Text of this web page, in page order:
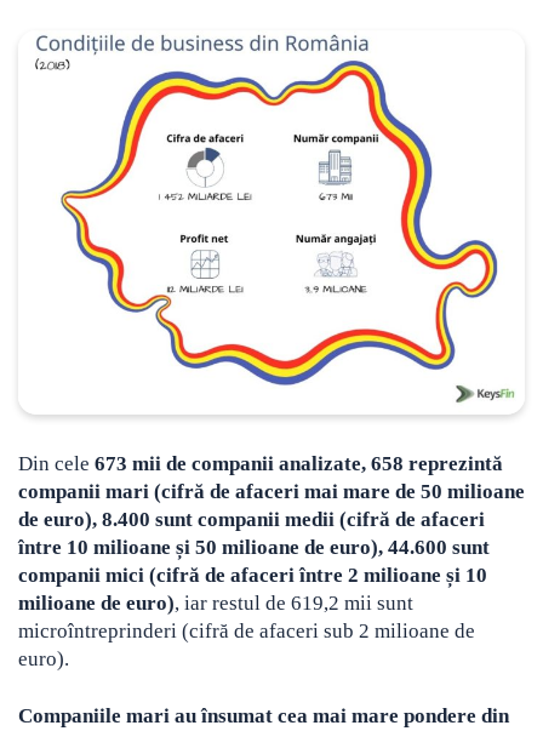
Din cele 673 mii de companii analizate, 658 reprezintă
companii mari (cifră de afaceri mai mare de 50 milioane
de euro), 8.400 sunt companii medii (cifră de afaceri
între 10 milioane și 50 milioane de euro), 44.600 sunt
companii mici (cifră de afaceri între 2 milioane și 10
milioane de euro), iar restul de 619,2 mii sunt
microîntreprinderi (cifră de afaceri sub 2 milioane de
euro).
Companiile mari au însumat cea mai mare pondere din